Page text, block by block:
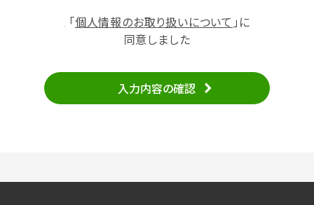
（2）ユーザーからのお問い合わせへの対応
せの内容確認、返答
・当サービスの品質改善
「個人情報のお取り扱いについて 」に
同意しました
入力内容の確認